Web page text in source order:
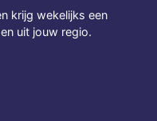
krijg wekelijks een
uit jouw regio.